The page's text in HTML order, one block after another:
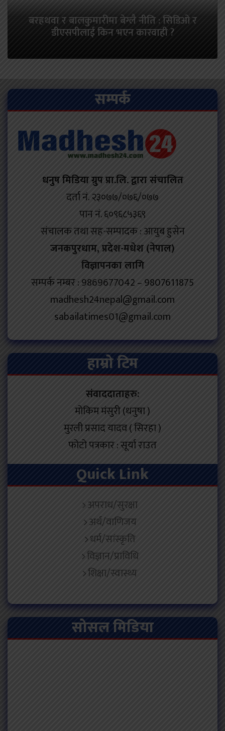
बरहथवा र बालकुमारीमा बेग्लै नीति : सिडिओ र
डीएसपीलाई किन भएन कारवाही ?
सम्पर्क
धनुष मिडिया ग्रुप प्रा.लि. द्वारा संचालित
दर्ता नं. २३०७७/०७६/०७७
पान नं. ६०९६८५३६९
संचालक तथा सह-सम्पादक : आयुब हुसेन
जनकपुरधाम, प्रदेश-मधेश (नेपाल)
विज्ञापनका लागि
सम्पर्क नम्बर : 9869677042 – 9807611875
madhesh24nepal@gmail.com
sabailatimes01@gmail.com
हाम्रो टिम
संवाददाताहरु:
मोकिम मंसुरी (धनुषा )
मुरली प्रसाद यादव ( सिरहा )
फोटो पत्रकार : सूर्या राउत
Quick Link
अपराध/सुरक्षा
अर्थ/वाणिजय
धर्म/सांस्कृति
विज्ञान/प्राविधि
शिक्षा/स्वास्थ्य
सोसल मिडिया